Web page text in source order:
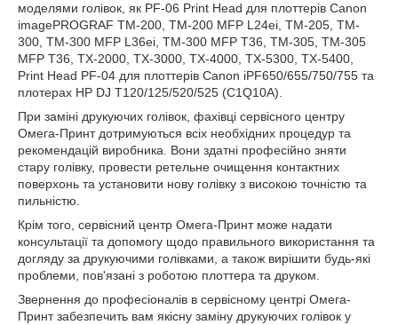
моделями голівок, як PF-06 Print Head для плоттерів Canon
imagePROGRAF TM-200, TM-200 MFP L24ei, TM-205, TM-
300, TM-300 MFP L36ei, TM-300 MFP T36, TM-305, TM-305
MFP T36, TX-2000, TX-3000, TX-4000, TX-5300, TX-5400,
Print Head PF-04 для плоттерів Canon iPF650/655/750/755 та
плотерах HP DJ T120/125/520/525 (C1Q10A).
При заміні друкуючих голівок, фахівці сервісного центру
Омега-Принт дотримуються всіх необхідних процедур та
рекомендацій виробника. Вони здатні професійно зняти
стару голівку, провести ретельне очищення контактних
поверхонь та установити нову голівку з високою точністю та
пильністю.
Крім того, сервісний центр Омега-Принт може надати
консультації та допомогу щодо правильного використання та
догляду за друкуючими голівками, а також вирішити будь-які
проблеми, пов'язані з роботою плоттера та друком.
Звернення до професіоналів в сервісному центрі Омега-
Принт забезпечить вам якісну заміну друкуючих голівок у